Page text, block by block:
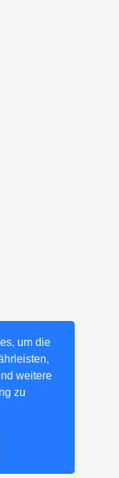
um die
weitere
zu